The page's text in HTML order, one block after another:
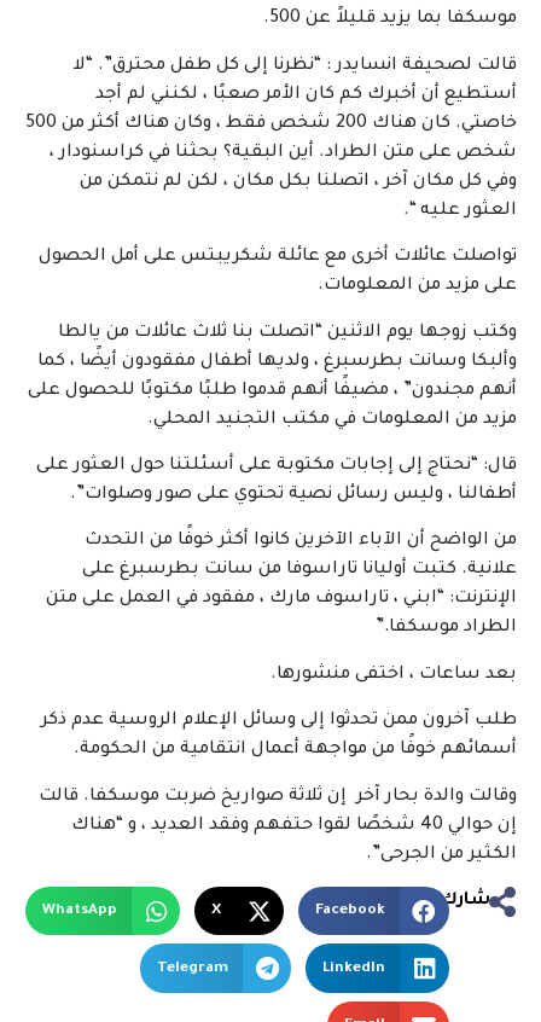
موسكفا بما يزيد قليلاً عن 500.
قالت لصحيفة انسايدر : “نظرنا إلى كل طفل محترق”. “لا
أستطيع أن أخبرك كم كان الأمر صعبًا ، لكنني لم أجد
خاصتي. كان هناك 200 شخص فقط ، وكان هناك أكثر من 500
شخص على متن الطراد. أين البقية؟ بحثنا في كراسنودار ،
وفي كل مكان آخر ، اتصلنا بكل مكان ، لكن لم نتمكن من
العثور عليه “.
تواصلت عائلات أخرى مع عائلة شكريبتس على أمل الحصول
على مزيد من المعلومات.
وكتب زوجها يوم الاثنين “اتصلت بنا ثلاث عائلات من يالطا
وألبكا وسانت بطرسبرغ ، ولديها أطفال مفقودون أيضًا ، كما
أنهم مجندون” ، مضيفًا أنهم قدموا طلبًا مكتوبًا للحصول على
مزيد من المعلومات في مكتب التجنيد المحلي.
قال: “نحتاج إلى إجابات مكتوبة على أسئلتنا حول العثور على
أطفالنا ، وليس رسائل نصية تحتوي على صور وصلوات”.
من الواضح أن الآباء الآخرين كانوا أكثر خوفًا من التحدث
علانية. كتبت أوليانا تاراسوفا من سانت بطرسبرغ على
الإنترنت: “ابني ، تاراسوف مارك ، مفقود في العمل على متن
الطراد موسكفا.”
بعد ساعات ، اختفى منشورها.
طلب آخرون ممن تحدثوا إلى وسائل الإعلام الروسية عدم ذكر
أسمائهم خوفًا من مواجهة أعمال انتقامية من الحكومة.
وقالت والدة بحار آخر إن ثلاثة صواريخ ضربت موسكفا. قالت
إن حوالي 40 شخصًا لقوا حتفهم وفقد العديد ، و “هناك
الكثير من الجرحى”.
شارك
Facebook
X
WhatsApp
LinkedIn
Telegram